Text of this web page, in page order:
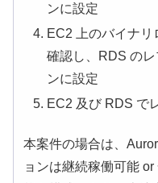
ンに設定
EC2 上のバイナ
確認し、RDS の
ンに設定
EC2 及び RDS で
本案件の場合は、
ョンは継続稼働可能